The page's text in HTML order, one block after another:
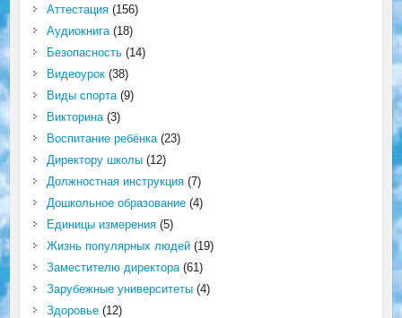
Аттестация(156)
Аудиокнига(18)
Безопасность(14)
Видеоурок(38)
Виды спорта(9)
Викторина(3)
Воспитание ребёнка(23)
Директору школы(12)
Должностная инструкция(7)
Дошкольное образование(4)
Единицы измерения(5)
Жизнь популярных людей(19)
Заместителю директора(61)
Зарубежные университеты(4)
Здоровье(12)